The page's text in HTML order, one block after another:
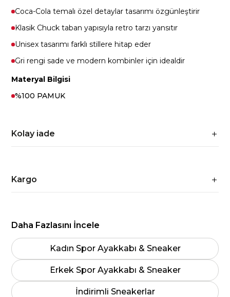
Coca-Cola temalı özel detaylar tasarımı özgünleştirir
Klasik Chuck taban yapısıyla retro tarzı yansıtır
Unisex tasarımı farklı stillere hitap eder
Gri rengi sade ve modern kombinler için idealdir
Materyal Bilgisi
%100 PAMUK
Kolay iade
Kargo
Daha Fazlasını İncele
Kadın Spor Ayakkabı & Sneaker
Erkek Spor Ayakkabı & Sneaker
İndirimli Sneakerlar